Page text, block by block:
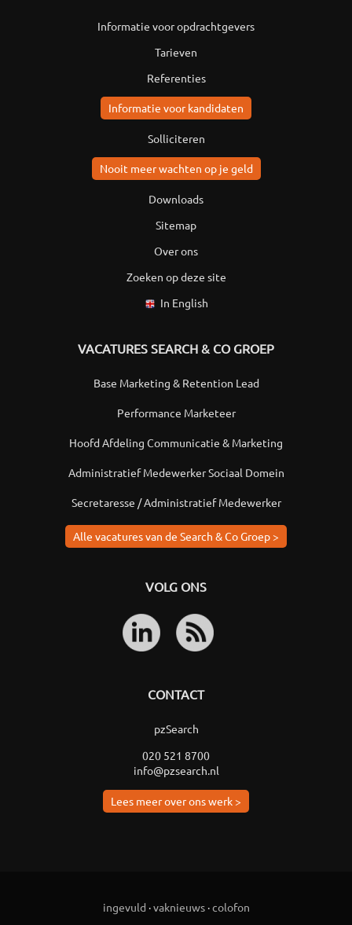
Informatie voor opdrachtgevers
Tarieven
Referenties
Informatie voor kandidaten
Solliciteren
Nooit meer wachten op je geld
Downloads
Sitemap
Over ons
Zoeken op deze site
In English
VACATURES SEARCH & CO GROEP
Base Marketing & Retention Lead
Performance Marketeer
Hoofd Afdeling Communicatie & Marketing
Administratief Medewerker Sociaal Domein
Secretaresse / Administratief Medewerker
Alle vacatures van de Search & Co Groep >
VOLG ONS
CONTACT
pzSearch
020 521 8700
info@pzsearch.nl
Lees meer over ons werk >
ingevuld ·vaknieuws·colofon